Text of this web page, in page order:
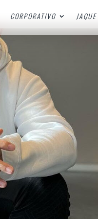
CORPORATIVO